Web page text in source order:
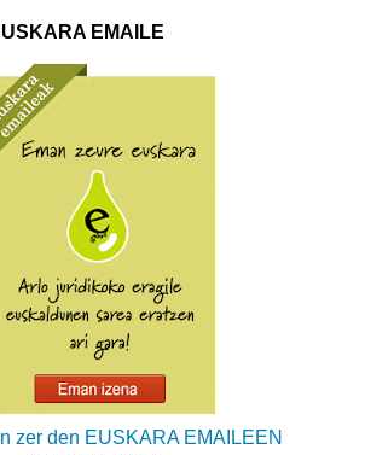
EMAILE
zer den EUSKARA EMAILEEN